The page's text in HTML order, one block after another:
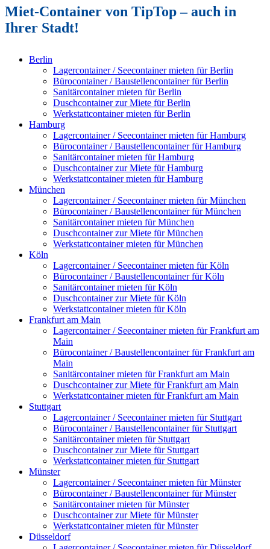
Miet-Container von TipTop – auch in
Ihrer Stadt!
Berlin
Lagercontainer / Seecontainer mieten für Berlin
Bürocontainer / Baustellencontainer für Berlin
Sanitärcontainer mieten für Berlin
Duschcontainer zur Miete für Berlin
Werkstattcontainer mieten für Berlin
Hamburg
Lagercontainer / Seecontainer mieten für Hamburg
Bürocontainer / Baustellencontainer für Hamburg
Sanitärcontainer mieten für Hamburg
Duschcontainer zur Miete für Hamburg
Werkstattcontainer mieten für Hamburg
München
Lagercontainer / Seecontainer mieten für München
Bürocontainer / Baustellencontainer für München
Sanitärcontainer mieten für München
Duschcontainer zur Miete für München
Werkstattcontainer mieten für München
Köln
Lagercontainer / Seecontainer mieten für Köln
Bürocontainer / Baustellencontainer für Köln
Sanitärcontainer mieten für Köln
Duschcontainer zur Miete für Köln
Werkstattcontainer mieten für Köln
Frankfurt am Main
Lagercontainer / Seecontainer mieten für Frankfurt am
Main
Bürocontainer / Baustellencontainer für Frankfurt am
Main
Sanitärcontainer mieten für Frankfurt am Main
Duschcontainer zur Miete für Frankfurt am Main
Werkstattcontainer mieten für Frankfurt am Main
Stuttgart
Lagercontainer / Seecontainer mieten für Stuttgart
Bürocontainer / Baustellencontainer für Stuttgart
Sanitärcontainer mieten für Stuttgart
Duschcontainer zur Miete für Stuttgart
Werkstattcontainer mieten für Stuttgart
Münster
Lagercontainer / Seecontainer mieten für Münster
Bürocontainer / Baustellencontainer für Münster
Sanitärcontainer mieten für Münster
Duschcontainer zur Miete für Münster
Werkstattcontainer mieten für Münster
Düsseldorf